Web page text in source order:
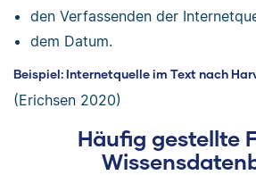
den Verfassenden der
dem Datum.
Beispiel: Internetquelle im Text nach
(Erichsen 2020)
Häufig gestellte